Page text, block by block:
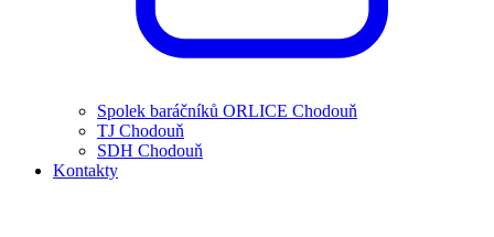
Spolek baráčníků ORLICE Chodouň
TJ Chodouň
SDH Chodouň
Kontakty